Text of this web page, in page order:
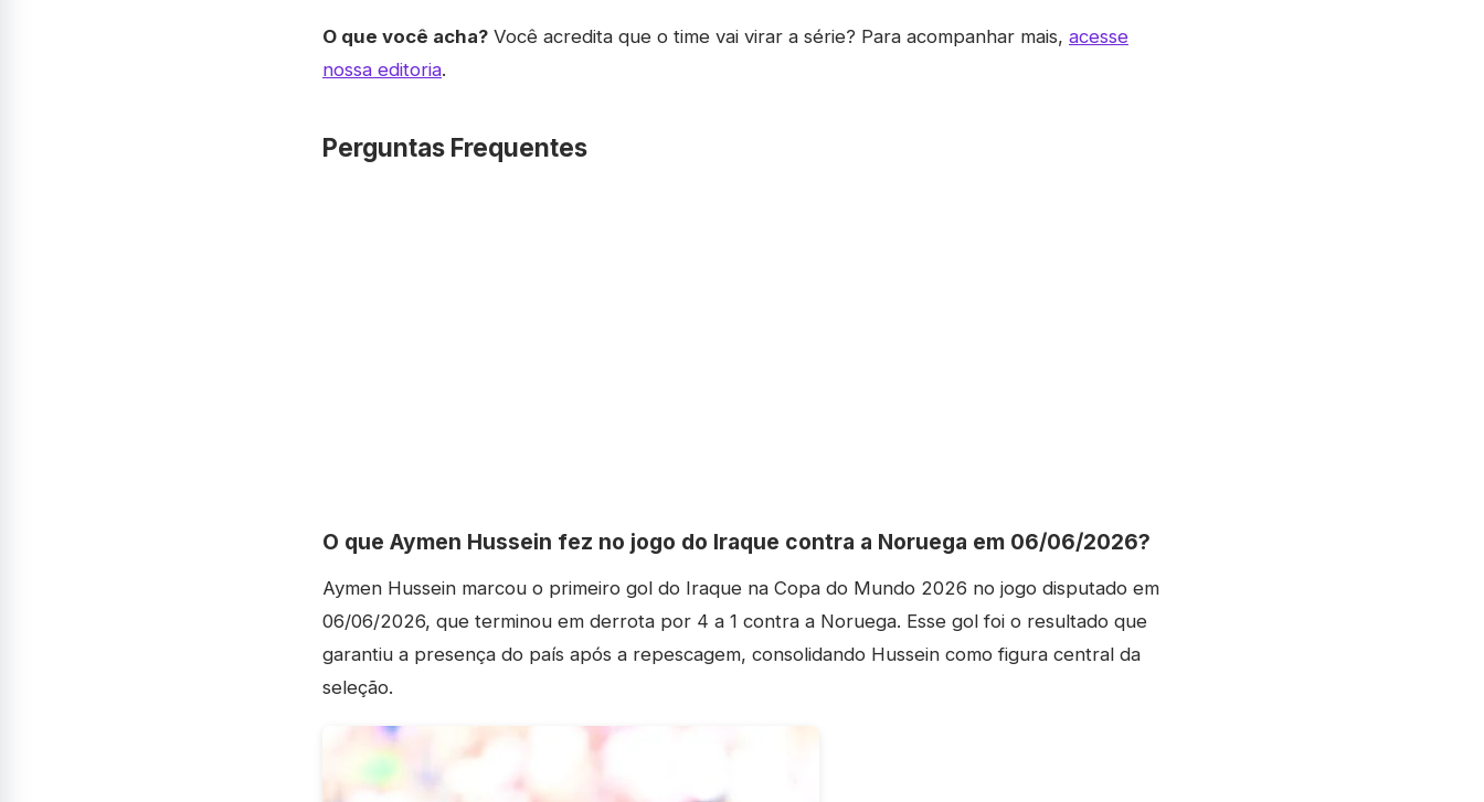
O que você acha? Você acredita que o time vai virar a série? Para acompanhar mais, acesse
nossa editoria.
Perguntas Frequentes
O que Aymen Hussein fez no jogo do Iraque contra a Noruega em 06/06/2026?
Aymen Hussein marcou o primeiro gol do Iraque na Copa do Mundo 2026 no jogo disputado em
06/06/2026, que terminou em derrota por 4 a 1 contra a Noruega. Esse gol foi o resultado que
garantiu a presença do país após a repescagem, consolidando Hussein como figura central da
seleção.